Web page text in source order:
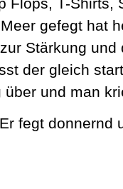
gefegt hat
Stärkung
der gleich
über und man
fegt donnernd